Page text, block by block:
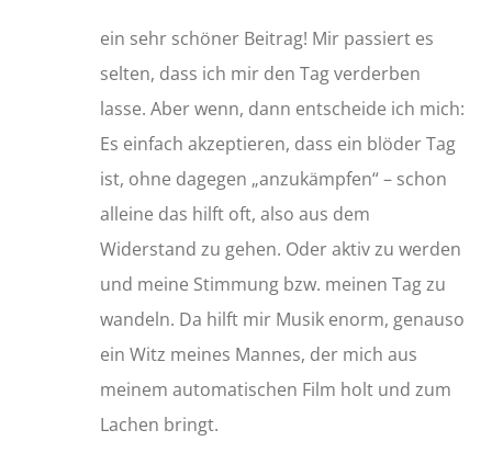
ein sehr schöner Beitrag! Mir passiert es
selten, dass ich mir den Tag verderben
lasse. Aber wenn, dann entscheide ich mich:
Es einfach akzeptieren, dass ein blöder Tag
ist, ohne dagegen „anzukämpfen“ – schon
alleine das hilft oft, also aus dem
Widerstand zu gehen. Oder aktiv zu werden
und meine Stimmung bzw. meinen Tag zu
wandeln. Da hilft mir Musik enorm, genauso
ein Witz meines Mannes, der mich aus
meinem automatischen Film holt und zum
Lachen bringt.